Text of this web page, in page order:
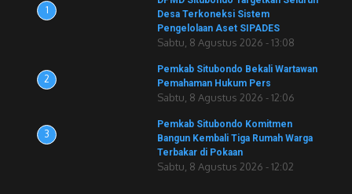
1
Desa Terkoneksi Sistem
Pengelolaan Aset SIPADES
Sabtu, 8 Agustus 2026 - 13:08
2
Pemkab Situbondo Bekali Wartawan
Pemahaman Hukum Pers
Sabtu, 8 Agustus 2026 - 12:06
3
Pemkab Situbondo Komitmen
Bangun Kembali Tiga Rumah Warga
Terbakar di Pokaan
Sabtu, 8 Agustus 2026 - 12:02